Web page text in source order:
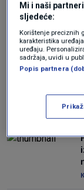
Mi i naši
sljedeće:
Korištenje preciznih
karakteristika
uređaju.
sadržaja, uvidi u
Popis partnera